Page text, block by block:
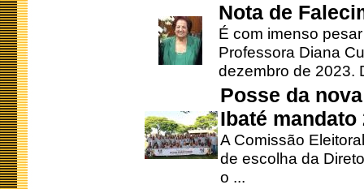
Nota de
É com imenso
Professora Diana
dezembro de 2023.
Posse da
Ibaté mandato
A Comissão
de escolha da
o ...